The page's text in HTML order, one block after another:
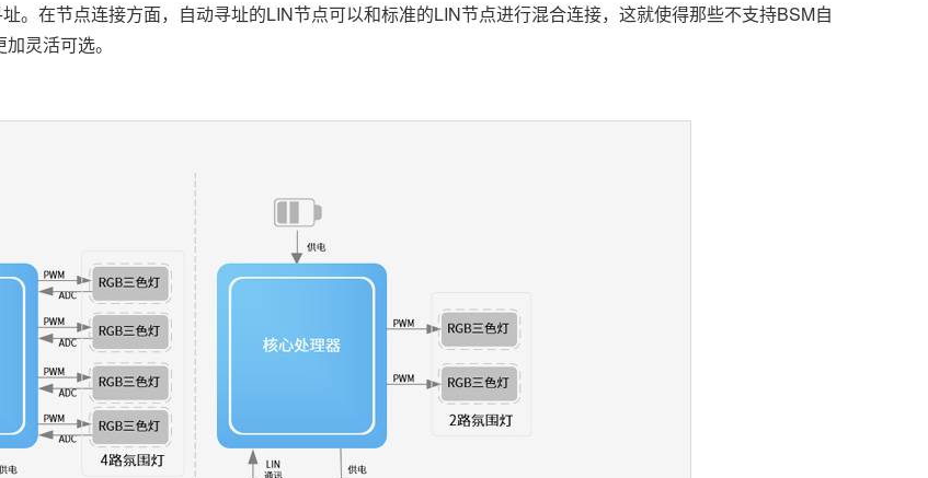
。在节点连接方面，自动寻址的LIN节点可以和标准的LIN节点进行混合连接，这就使得那些不支持BSM自
灵活可选。